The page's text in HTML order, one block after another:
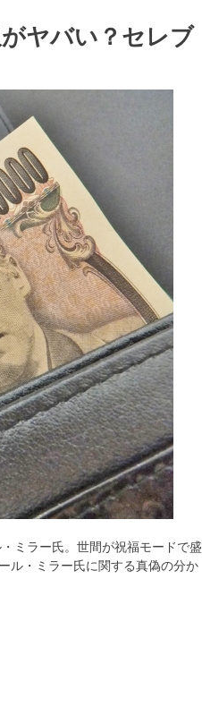
ヤバい？セレブ
ミラー氏。世間が祝福モードで盛
ル・ミラー氏に関する真偽の分か